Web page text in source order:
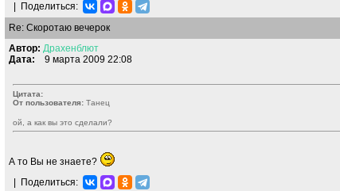
Поделиться:
Re: Скоротаю вечерок
Автор: Драхенблют
Дата: 9 марта 2009 22:08
Цитата:
От пользователя: Танeц
ой, а как вы это сделали?
А то Вы не знаете?
Поделиться: